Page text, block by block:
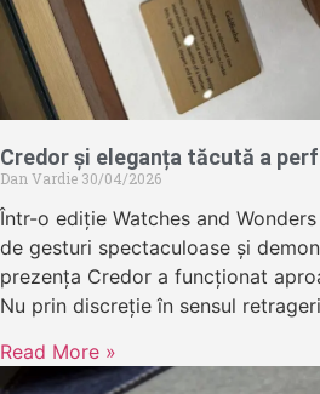
Credor și eleganța tăcută a
Dan Vardie 30/04/2026
Într-o ediție Watches and
de gesturi spectaculoase și
prezența Credor a funcționat
Nu prin discreție în sensul
Read More »